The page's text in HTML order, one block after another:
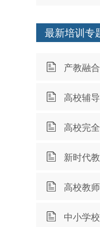
最新培训专
产教融
高校辅
高校完
新时代
高校教
中小学